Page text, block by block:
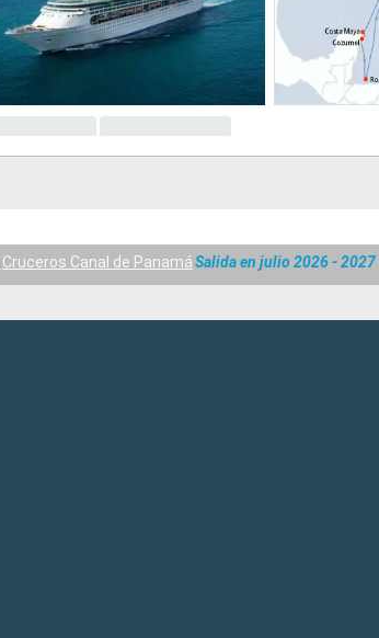
Cruceros Canal de PanamáSalida en julio 2026 - 2027